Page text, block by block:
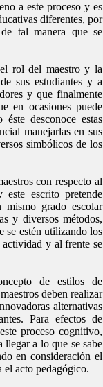
a este proceso y es
diferentes, por
tal manera que se
rol del maestro y la
sus estudiantes y a
y que finalmente
en ocasiones puede
desconoce estas
manejarlas en sus
simbólicos de los
con respecto al
escrito pretende
mismo grado escolar
y diversos métodos,
se estén utilizando los
y al frente se
de estilos de
deben realizar
alternativas
Para efectos de
proceso cognitivo,
a lo que se sabe
en consideración el
el acto pedagógico.